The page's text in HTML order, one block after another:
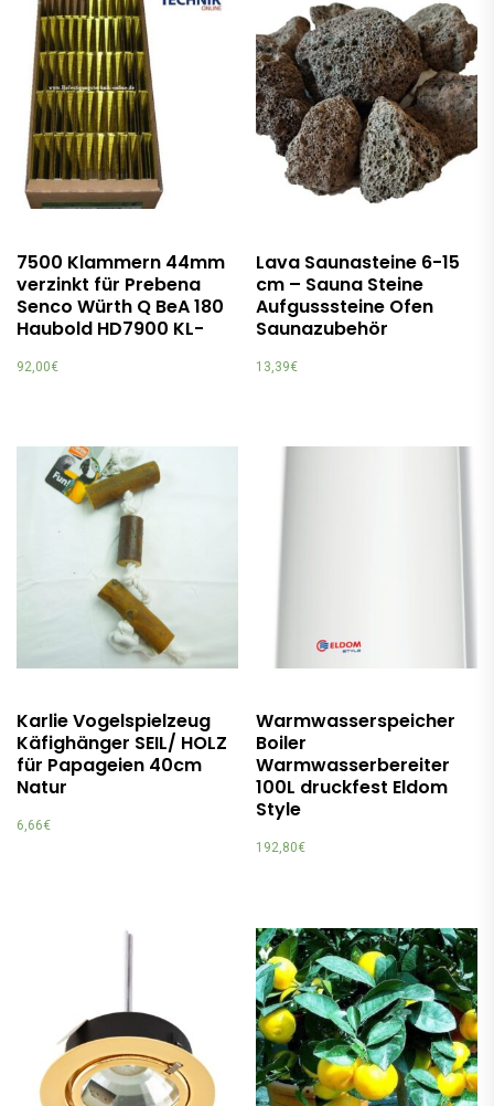
7500 Klammern 44mm
verzinkt für Prebena
Senco Würth Q BeA 180
Haubold HD7900 KL-
92,00€
Lava Saunasteine 6-15
cm – Sauna Steine
Aufgusssteine Ofen
Saunazubehör
13,39€
Karlie Vogelspielzeug
Käfighänger SEIL/ HOLZ
für Papageien 40cm
Natur
6,66€
Warmwasserspeicher
Boiler
Warmwasserbereiter
100L druckfest Eldom
Style
192,80€